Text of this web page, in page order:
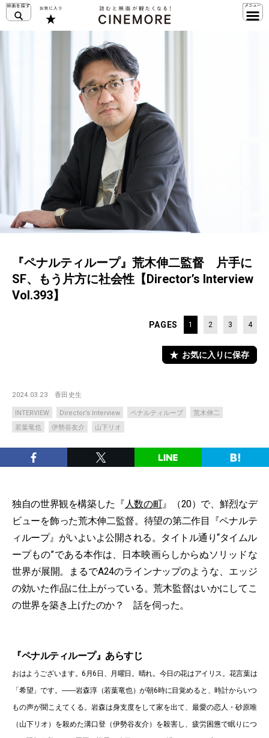
『ペナルティループ』荒木伸二監督 片手に
SF、もう片方に社会性【Director’s Interview
Vol.393】
PAGES 1 2 3 4
お気に入りに保存
2024.03.23 香田史生
INTERVIEW Director’s Interview ペナルティループ
荒木伸二
若葉竜也
伊勢谷友介 山下リオ
独自の世界観を構築した『人数の町』（20）で、鮮烈なデ
ビューを飾った荒木伸二監督。待望の第二作目『ペナルテ
ィループ』がいよいよ公開される。タイトル通り“タイムル
ープもの”である本作は、日本映画らしからぬソリッドな
世界が展開。まるでA24のラインナップのような、エッジ
の効いた作品に仕上がっている。荒木監督はいかにしてこ
の世界を築き上げたのか？ 話を伺った。
『ペナルティループ』あらすじ
おはようございます。6月6日、月曜日。晴れ。今日の花はアイリス。花言葉は
「希望」です。――岩森淳（若葉竜也）が朝6時に目覚めると、時計からいつ
もの声が聞こえてくる。岩森は身支度をして家を出て、最愛の恋人・砂原唯
（山下リオ）を殺めた溝口登（伊勢谷友介）を殺害し、疲労困憊で眠りにつ